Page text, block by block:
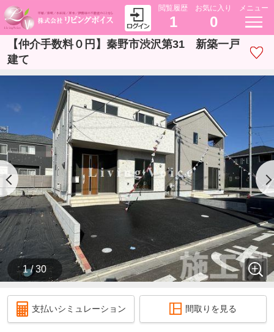
閲覧履歴
1
お気に入り
0
メニュー
【仲介手数料０円】秦野市渋沢第31 新築一戸
建て
1 / 30
支払いシミュレーション 間取りを見る